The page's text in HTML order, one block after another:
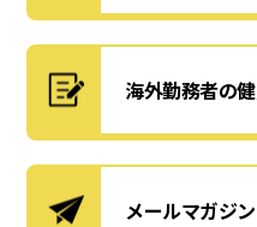
海外勤務者の
メールマガジン